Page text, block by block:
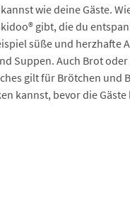
wie deine Gäste.
gibt, die du
süße und herzhafte
Suppen. Auch Brot
gilt für Brötchen und
kannst, bevor die Gäste